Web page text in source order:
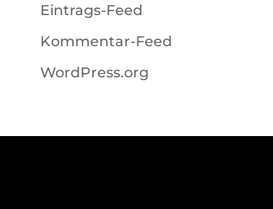
Eintrags-Feed
Kommentar-Feed
WordPress.org